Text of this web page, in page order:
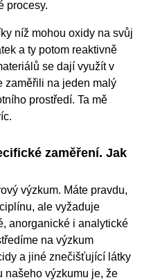
procesy.
níž mohou oxidy na svůj
a ty potom reaktivně
se dají využít v
zaměřili na jeden malý
prostředí. Ta mě
zaměření. Jak
výzkum. Máte pravdu,
ale vyžaduje
anorganické i analytické
na výzkum
a jiné znečišťující látky
našeho výzkumu je, že